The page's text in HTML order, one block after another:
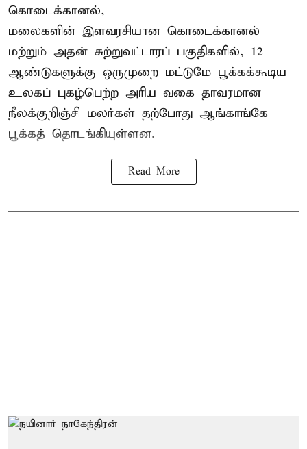
கொடைக்கானல்,
மலைகளின் இளவரசியான கொடைக்கானல்
மற்றும் அதன் சுற்றுவட்டாரப் பகுதிகளில், 12
ஆண்டுகளுக்கு ஒருமுறை மட்டுமே பூக்கக்கூடிய
உலகப் புகழ்பெற்ற அரிய வகை தாவரமான
நீலக்குறிஞ்சி மலர்கள் தற்போது ஆங்காங்கே
பூக்கத் தொடங்கியுள்ளன.
Read More